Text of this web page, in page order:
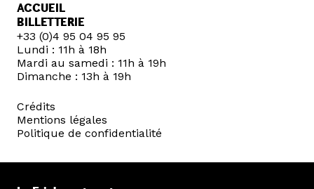
ACCUEIL
BILLETTERIE
+33 (0)4 95 04 95 95
Lundi : 11h à 18h
Mardi au samedi : 11h à 19h
Dimanche : 13h à 19h
Crédits
Mentions légales
Politique de confidentialité